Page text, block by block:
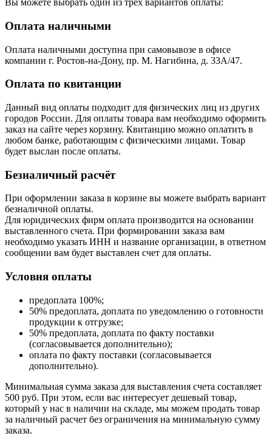
Вы можете выбрать один из трёх вариантов оплаты:
Оплата наличными
Оплата наличными доступна при самовывозе в офисе
компании г. Ростов-на-Дону, пр. М. Нагибина, д. 33А/47.
Оплата по квитанции
Данный вид оплаты подходит для физических лиц из других
городов России. Для оплаты товара вам необходимо оформить
заказ на сайте через корзину. Квитанцию можно оплатить в
любом банке, работающим с физическими лицами. Товар
будет выслан после оплаты.
Безналичный расчёт
При оформлении заказа в корзине вы можете выбрать вариант
безналичной оплаты.
Для юридических фирм оплата производится на основании
выставленного счета. При формировании заказа вам
необходимо указать ИНН и название организации, в ответном
сообщении вам будет выставлен счет для оплаты.
Условия оплаты
предоплата 100%;
50% предоплата, доплата по уведомлению о готовности
продукции к отгрузке;
50% предоплата, доплата по факту поставки
(согласовывается дополнительно);
оплата по факту поставки (согласовывается
дополнительно).
Минимальная сумма заказа для выставления счета составляет
500 руб. При этом, если вас интересует дешевый товар,
который у нас в наличии на складе, мы можем продать товар
за наличный расчет без ограничения на минимальную сумму
заказа.